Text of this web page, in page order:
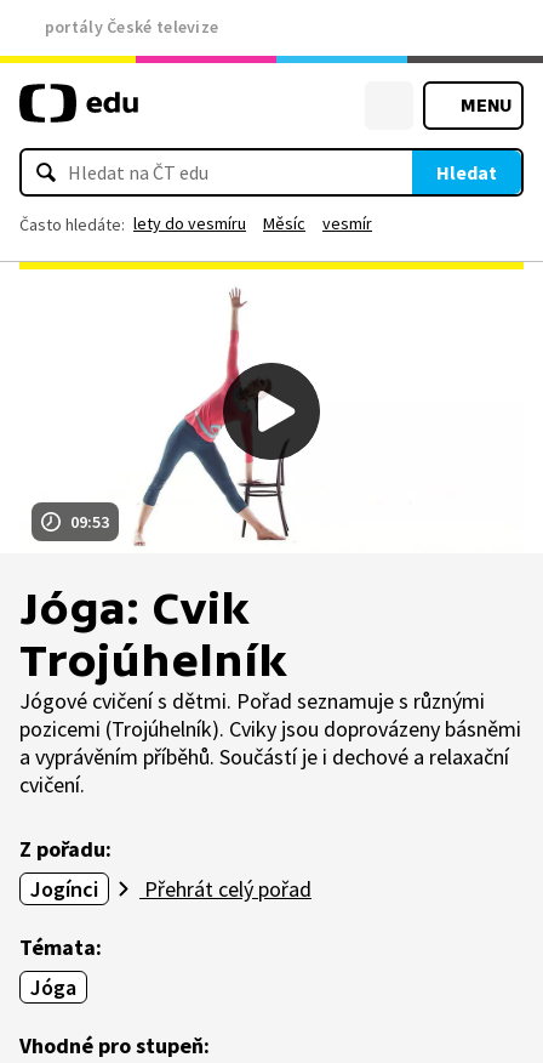
portály České televize
MENU
Hledat
Často hledáte: lety do vesmíru Měsíc vesmír
09:53
Jóga: Cvik
Trojúhelník
Jógové cvičení s dětmi. Pořad seznamuje s různými
pozicemi (Trojúhelník). Cviky jsou doprovázeny básněmi
a vyprávěním příběhů. Součástí je i dechové a relaxační
cvičení.
Z pořadu:
Jogínci
Přehrát celý pořad
Témata:
Jóga
Vhodné pro stupeň: